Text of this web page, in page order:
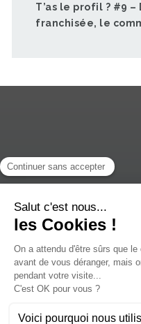
T’as le profil ? #9 –
franchisée, le
Le concept Weldom
Outillé pour ta
Campus
La vie du réseau